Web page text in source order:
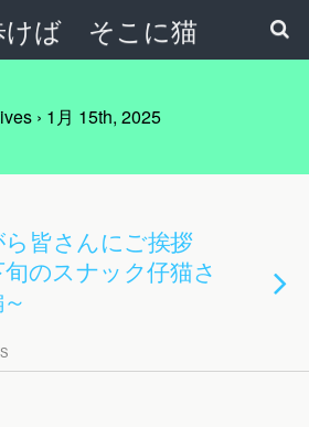
けば そこに猫
› 1月 15th, 2025
ら皆さんにご挨拶
旬のスナック仔猫さ